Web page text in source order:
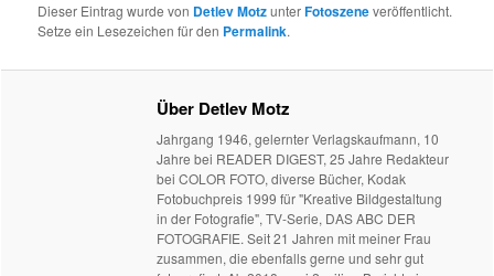
Dieser Eintrag wurde von Detlev MotzunterFotoszeneveröffentlicht.
Setze ein Lesezeichen für den Permalink.
Über Detlev Motz
Jahrgang 1946, gelernter Verlagskaufmann, 10
Jahre bei READER DIGEST, 25 Jahre Redakteur
bei COLOR FOTO, diverse Bücher, Kodak
Fotobuchpreis 1999 für "Kreative Bildgestaltung
in der Fotografie", TV-Serie, DAS ABC DER
FOTOGRAFIE. Seit 21 Jahren mit meiner Frau
zusammen, die ebenfalls gerne und sehr gut